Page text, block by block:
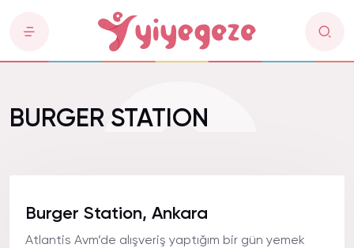
BURGER STATION
Burger Station, Ankara
Atlantis Avm’de alışveriş yaptığım bir gün yemek